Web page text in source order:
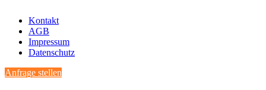
Kontakt
AGB
Impressum
Datenschutz
Anfrage stellen